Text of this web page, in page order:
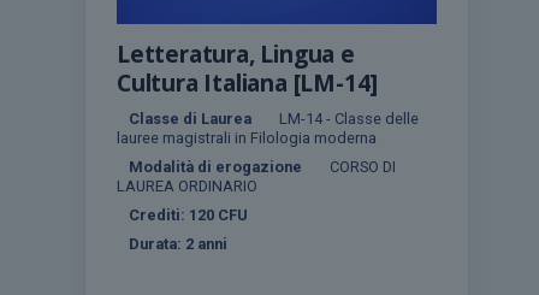
Letteratura, Lingua e
Cultura Italiana [LM-14]
Classe di Laurea
LM-14 - Classe delle
lauree magistrali in Filologia moderna
Modalità di erogazione
CORSO DI
LAUREA ORDINARIO
Crediti: 120 CFU
Durata: 2 anni